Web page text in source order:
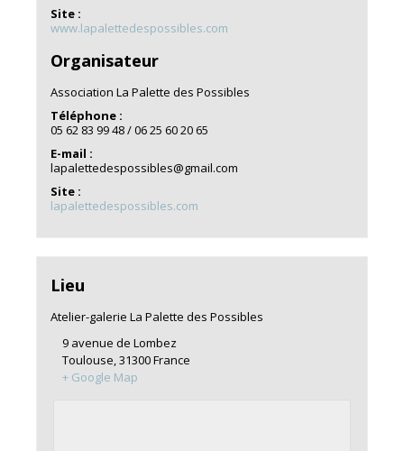
Site :
www.lapalettedespossibles.com
Organisateur
Association La Palette des Possibles
Téléphone :
05 62 83 99 48 / 06 25 60 20 65
E-mail :
lapalettedespossibles@gmail.com
Site :
lapalettedespossibles.com
Lieu
Atelier-galerie La Palette des Possibles
9 avenue de Lombez
Toulouse,31300France
+ Google Map